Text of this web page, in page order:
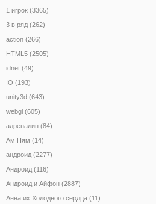
1 игрок (3365)
3 в ряд (262)
action (266)
HTML5 (2505)
idnet (49)
IO (193)
unity3d (643)
webgl (605)
адреналин (84)
Ам Ням (14)
андроид (2277)
Андроид (116)
Андроид и Айфон (2887)
Анна их Холодного сердца (11)